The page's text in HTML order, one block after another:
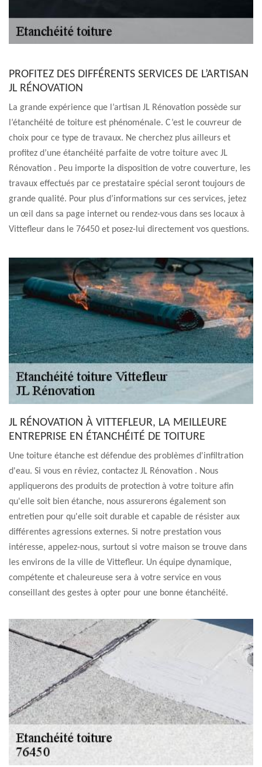
PROFITEZ DES DIFFÉRENTS SERVICES DE L’ARTISAN
JL RÉNOVATION
La grande expérience que l’artisan JL Rénovation possède sur
l’étanchéité de toiture est phénoménale. C’est le couvreur de
choix pour ce type de travaux. Ne cherchez plus ailleurs et
profitez d’une étanchéité parfaite de votre toiture avec JL
Rénovation . Peu importe la disposition de votre couverture, les
travaux effectués par ce prestataire spécial seront toujours de
grande qualité. Pour plus d’informations sur ces services, jetez
un œil dans sa page internet ou rendez-vous dans ses locaux à
Vittefleur dans le 76450 et posez-lui directement vos questions.
JL RÉNOVATION À VITTEFLEUR, LA MEILLEURE
ENTREPRISE EN ÉTANCHÉITÉ DE TOITURE
Une toiture étanche est défendue des problèmes d'infiltration
d'eau. Si vous en rêviez, contactez JL Rénovation . Nous
appliquerons des produits de protection à votre toiture afin
qu'elle soit bien étanche, nous assurerons également son
entretien pour qu'elle soit durable et capable de résister aux
différentes agressions externes. Si notre prestation vous
intéresse, appelez-nous, surtout si votre maison se trouve dans
les environs de la ville de Vittefleur. Un équipe dynamique,
compétente et chaleureuse sera à votre service en vous
conseillant des gestes à opter pour une bonne étanchéité.